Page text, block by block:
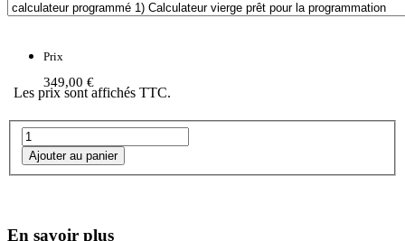
Prix
349,00 €
Les prix sont affichés TTC.
En savoir plus